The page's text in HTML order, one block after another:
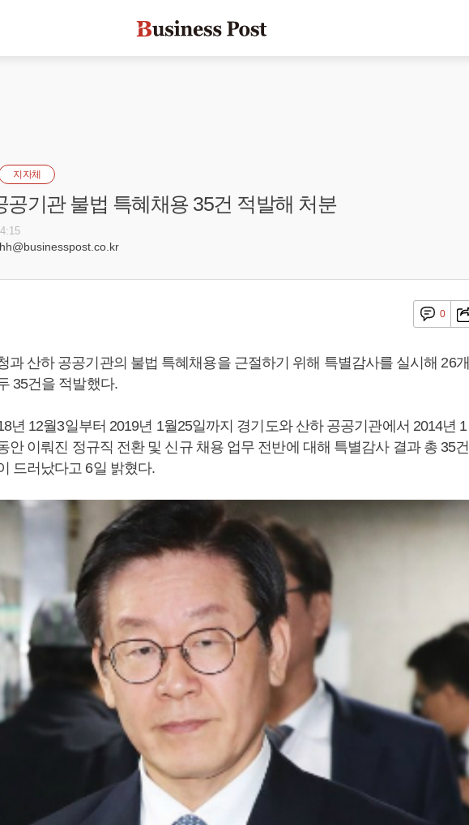
지자체
공기관 불법 특혜채용 35건 적발해 처분
0
과 산하 공공기관의 불법 특혜채용을 근절하기 위해 특별감사를 실시해 26개
35건을 적발했다.
년 12월3일부터 2019년 1월25일까지 경기도와 산하 공공기관에서 2014년 1
안 이뤄진 정규직 전환 및 신규 채용 업무 전반에 대해 특별감사 결과 총 35건
드러났다고 6일 밝혔다.